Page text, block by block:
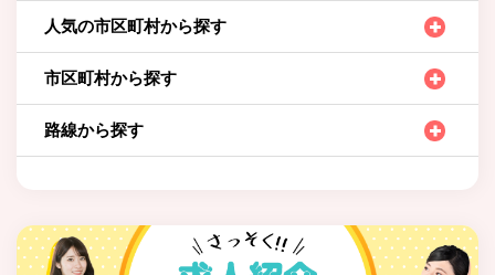
人気の市区町村から探す
市区町村から探す
路線から探す